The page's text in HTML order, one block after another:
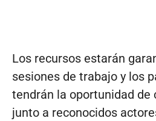
Los recursos estarán
sesiones de trabajo y los
tendrán la oportunidad de
junto a reconocidos